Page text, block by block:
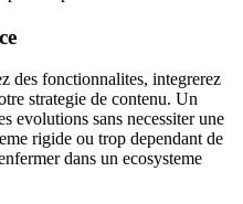
des fonctionnalites, integrerez
strategie de contenu. Un
evolutions sans necessiter une
rigide ou trop dependant de
dans un ecosysteme